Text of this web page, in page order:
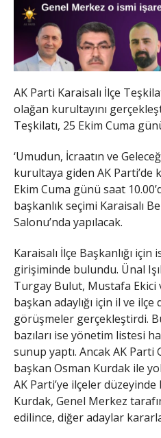
AK Parti Karaisalı İlçe
olağan kurultayını
Teşkilatı, 25 Ekim Cuma
‘Umudun, İcraatın ve
kurultaya giden AK
Ekim Cuma günü saat
başkanlık seçimi Karaisalı
Salonu’nda yapılacak.
Karaisalı İlçe Başkanlığı için
girişiminde bulundu. Ünal
Turgay Bulut, Mustafa Ekici
başkan adaylığı için il ve ilçe
görüşmeler gerçekleştirdi.
bazıları ise yönetim listesi
sunup yaptı. Ancak AK
başkan Osman Kurdak ile
AK Parti’ye ilçeler
Kurdak, Genel Merkez
edilince, diğer adaylar